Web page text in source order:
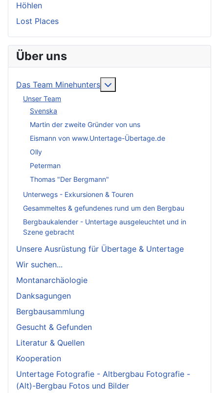
Höhlen
Lost Places
Über uns
Das Team Minehunters
Unser Team
Svenska
Martin der zweite Gründer von uns
Eismann von www.Untertage-Übertage.de
Olly
Peterman
Thomas "Der Bergmann"
Unterwegs - Exkursionen & Touren
Gesammeltes & gefundenes rund um den Bergbau
Bergbaukalender - Untertage ausgeleuchtet und in
Szene gebracht
Unsere Ausrüstung für Übertage & Untertage
Wir suchen...
Montanarchäologie
Danksagungen
Bergbausammlung
Gesucht & Gefunden
Literatur & Quellen
Kooperation
Untertage Fotografie - Altbergbau Fotografie -
(Alt)-Bergbau Fotos und Bilder